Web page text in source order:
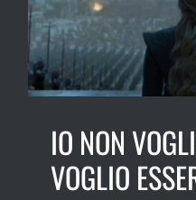
IO NON
VOGLIO